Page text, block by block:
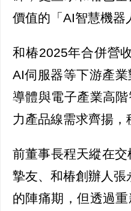
價值的「AI智慧機器
和椿2025年合併營
AI伺服器等下游產
導體與電子產業高
力產品線需求齊揚，
前董事長程天縱在
摯友、和椿創辦人
的陣痛期，但透過